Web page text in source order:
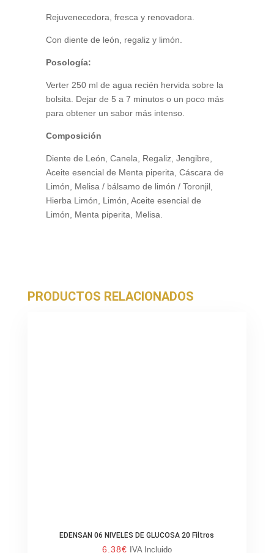
Rejuvenecedora, fresca y renovadora.
Con diente de león, regaliz y limón.
Posología:
Verter 250 ml de agua recién hervida sobre la
bolsita. Dejar de 5 a 7 minutos o un poco más
para obtener un sabor más intenso.
Composición
Diente de León, Canela, Regaliz, Jengibre,
Aceite esencial de Menta piperita, Cáscara de
Limón, Melisa / bálsamo de limón / Toronjil,
Hierba Limón, Limón, Aceite esencial de
Limón, Menta piperita, Melisa.
PRODUCTOS RELACIONADOS
EDENSAN 06 NIVELES DE GLUCOSA 20 Filtros
6.38€ IVA Incluido